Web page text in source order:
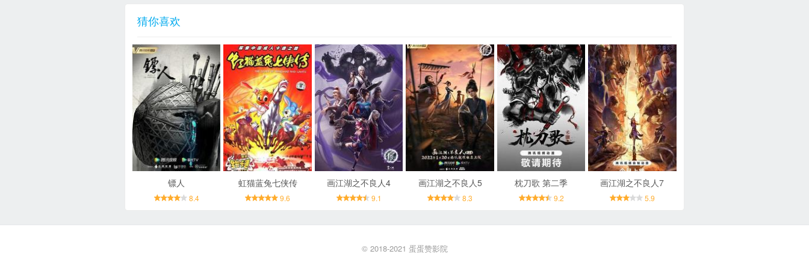
猜你喜欢
镖人
8.4
虹猫蓝兔七侠传
9.6
画江湖之不良人4
9.1
画江湖之不良人5
8.3
枕刀歌 第二季
9.2
画江湖之不良人7
5.9
© 2018-2021 蛋蛋赞影院